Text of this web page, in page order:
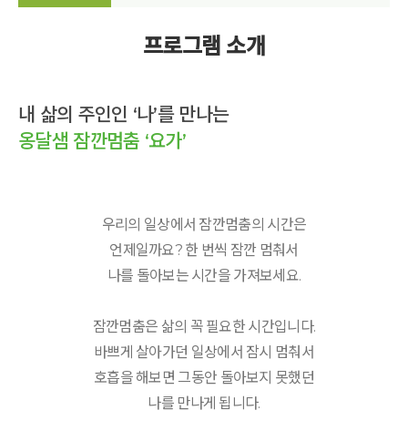
프로그램 소개
내 삶의 주인인 ‘나’를 만나는
옹달샘 잠깐멈춤 ‘요가’
우리의 일상에서 잠깐멈춤의 시간은
언제일까요? 한 번씩 잠깐 멈춰서
나를 돌아보는 시간을 가져보세요.
잠깐멈춤은 삶의 꼭 필요한 시간입니다.
바쁘게 살아가던 일상에서 잠시 멈춰서
호흡을 해보면 그동안 돌아보지 못했던
나를 만나게 됩니다.